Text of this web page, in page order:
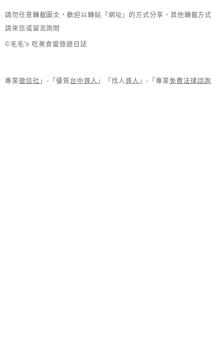
請勿任意轉載圖文，歡迎以轉貼「網址」的方式分享，其他轉載方式
請來信或留言詢問
©毛毛's 吃美食愛旅遊日誌
專業徵信社 」-「優質台中尋人 」「找人 尋人 」-「專業免費法律諮詢